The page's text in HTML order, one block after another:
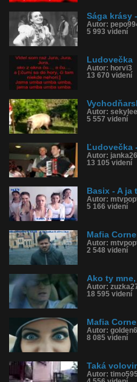
Sága krásy
Autor:
5 993 videní
Ludovečka
Autor: horvi3
13 670 videní
Autor: sekylee
5 557 videní
Ľudovečka
Autor:
13 105 videní
Basix - A ja
Autor:
5 166 videní
Mafia
Autor:
2 548 videní
Ako ty
Autor:
18 595 videní
Mafia
Autor:
8 085 videní
Taká
Autor: